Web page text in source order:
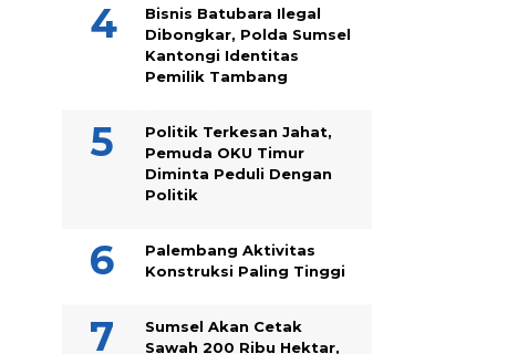
Bisnis Batubara Ilegal
Dibongkar, Polda Sumsel
Kantongi Identitas
Pemilik Tambang
Politik Terkesan Jahat,
Pemuda OKU Timur
Diminta Peduli Dengan
Politik
Palembang Aktivitas
Konstruksi Paling Tinggi
Sumsel Akan Cetak
Sawah 200 Ribu Hektar,